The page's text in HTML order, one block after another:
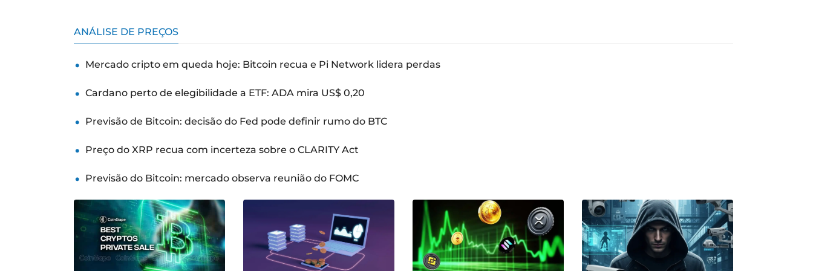
ANÁLISE DE PREÇOS
Mercado cripto em queda hoje: Bitcoin recua e Pi Network lidera perdas
Cardano perto de elegibilidade a ETF: ADA mira US$ 0,20
Previsão de Bitcoin: decisão do Fed pode definir rumo do BTC
Preço do XRP recua com incerteza sobre o CLARITY Act
Previsão do Bitcoin: mercado observa reunião do FOMC